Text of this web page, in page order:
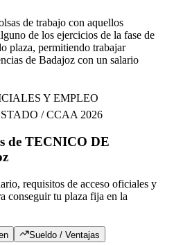
de trabajo con aquellos
de los ejercicios de la fase de
plaza, permitiendo trabajar
de Badajoz con un salario
Y EMPLEO
/ CCAA 2026
de TECNICO DE
requisitos de acceso oficiales y
conseguir tu plaza fija en la
Sueldo / Ventajas